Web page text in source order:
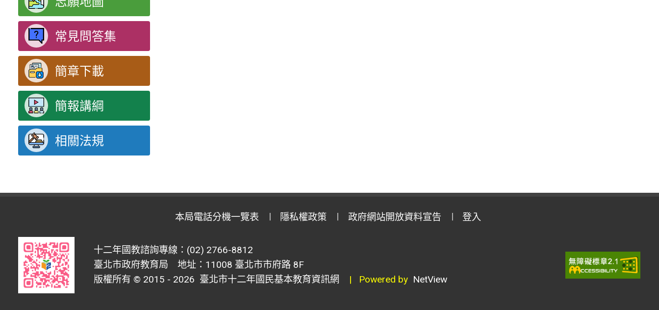
常見問答集
簡章下載
簡報講綱
相關法規
本局電話分機一覽表 隱私權政策 政府網站開放資料宣告 登入
十二年國教諮詢專線：(02) 2766-8812
臺北市政府教育局 地址：11008 臺北市市府路 8F
版權所有 © 2015 - 2026 臺北市十二年國民基本教育資訊網 | Powered by NetView